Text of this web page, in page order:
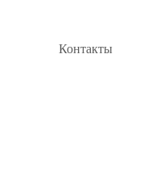
Контакты